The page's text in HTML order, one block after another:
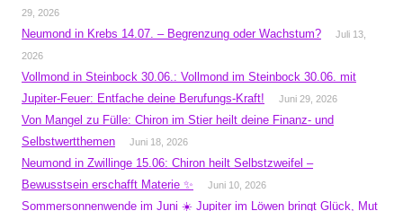
29, 2026
Neumond in Krebs 14.07. – Begrenzung oder Wachstum?
Juli 13,
2026
Vollmond in Steinbock 30.06.: Vollmond im Steinbock 30.06. mit
Jupiter-Feuer: Entfache deine Berufungs-Kraft!
Juni 29, 2026
Von Mangel zu Fülle: Chiron im Stier heilt deine Finanz- und
Selbstwertthemen
Juni 18, 2026
Neumond in Zwillinge 15.06: Chiron heilt Selbstzweifel –
Bewusstsein erschafft Materie ✨
Juni 10, 2026
Sommersonnenwende im Juni ☀️ Jupiter im Löwen bringt Glück, Mut